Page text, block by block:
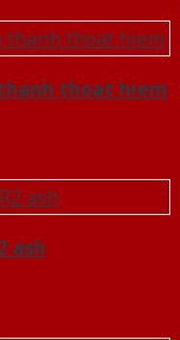
thanh thoat hiem
ash